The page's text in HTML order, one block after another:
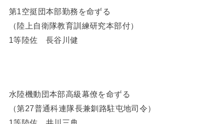
第1空挺団本部勤務を命ずる
（陸上自衛隊教育訓練研究本部付）
1等陸佐 長谷川健
水陸機動団本部高級幕僚を命ずる
（第27普通科連隊長兼釧路駐屯地司令）